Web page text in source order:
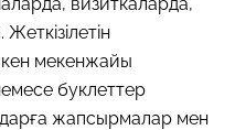
мекенжайы
буклеттер
жапсырмалар мен